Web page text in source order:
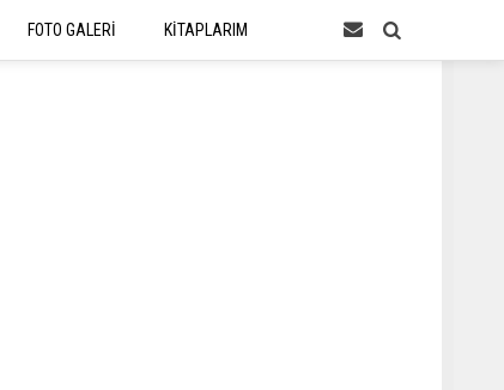
FOTO GALERİ
KİTAPLARIM